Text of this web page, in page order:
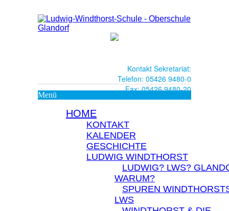
Kontakt Sekretariat:
Telefon: 05426 9480-0
Fax: 05426 9480-20
Menü
HOME
KONTAKT
KALENDER
GESCHICHTE
LUDWIG WINDTHORST
LUDWIG? LWS?
WARUM?
SPUREN
LWS